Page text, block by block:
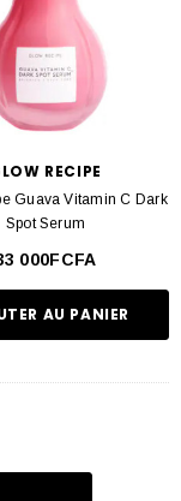
RECIPE
Guava Vitamin C Dark
Spot Serum
000FCFA
AU PANIER